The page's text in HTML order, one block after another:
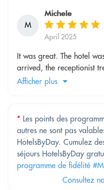
M
Michele
April 2025
It was great. The hotel
arrived, the receptionist
Afficher plus
* Les points des
autres ne sont pas
HotelsByDay. Cumulez
séjours HotelsByDay
programme de fidélité
Consultez